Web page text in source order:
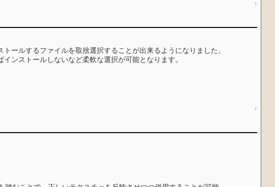
↑
ールするファイルを取捨選択することが出来るようになりました。
ンストールしないなど柔軟な選択が可能となります。
↑